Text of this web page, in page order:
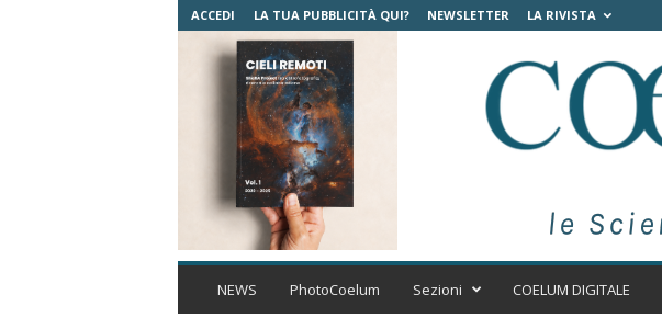
ACCEDI LA TUA PUBBLICITÀ QUI? NEWSLETTER LA RIVISTA
C
NEWS PhotoCoelum Sezioni COELUM DIGITALE